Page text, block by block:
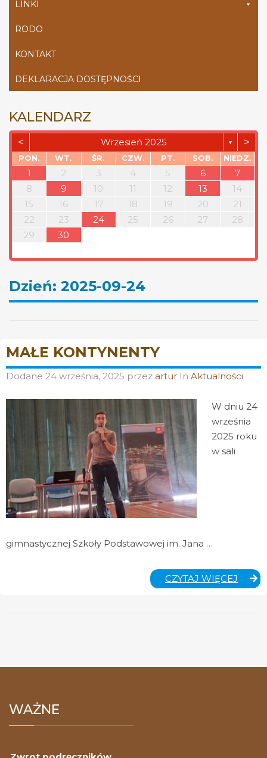
LINKI
RODO
KONTAKT
DEKLARACJA DOSTĘPNOŚCI
KALENDARZ
< Wrzesień 2025 ▼ >
PON. WT. ŚR. CZW. PT. SOB. NIEDZ.
1 2 3 4 5 6
7
8
9 10 11 12 13
14
15
16 17 18 19 20
21
22
23 24 25 26 27
28
29
30
Dzień: 2025-09-24
MAŁE KONTYNENTY
Dodane 24 września, 2025 przez artur In Aktualności
W dniu 24
września
2025 roku
w sali
gimnastycznej Szkoły Podstawowej im. Jana …
CZYTAJ WIĘCEJ MAŁE
WAŻNE